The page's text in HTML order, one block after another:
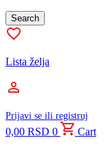
Search
Lista želja
Prijavi se ili registruj
0,00 RSD 0
Cart